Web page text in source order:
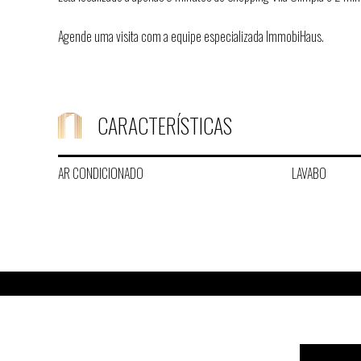
Agende uma visita com a equipe especializada ImmobiHaus.
CARACTERÍSTICAS
AR CONDICIONADO LAVABO